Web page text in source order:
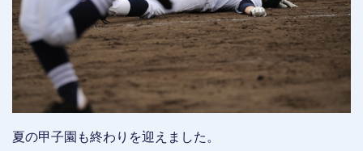
夏の甲子園も終わりを迎えました。